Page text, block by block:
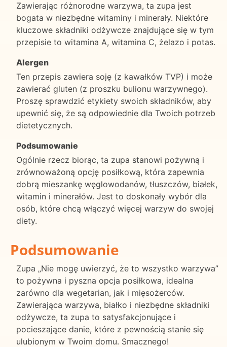
Zawierając różnorodne warzywa, ta zupa jest
bogata w niezbędne witaminy i minerały. Niektóre
kluczowe składniki odżywcze znajdujące się w tym
przepisie to witamina A, witamina C, żelazo i potas.
Alergen
Ten przepis zawiera soję (z kawałków TVP) i może
zawierać gluten (z proszku bulionu warzywnego).
Proszę sprawdzić etykiety swoich składników, aby
upewnić się, że są odpowiednie dla Twoich potrzeb
dietetycznych.
Podsumowanie
Ogólnie rzecz biorąc, ta zupa stanowi pożywną i
zrównoważoną opcję posiłkową, która zapewnia
dobrą mieszankę węglowodanów, tłuszczów, białek,
witamin i minerałów. Jest to doskonały wybór dla
osób, które chcą włączyć więcej warzyw do swojej
diety.
Podsumowanie
Zupa „Nie mogę uwierzyć, że to wszystko warzywa”
to pożywna i pyszna opcja posiłkowa, idealna
zarówno dla wegetarian, jak i mięsożerców.
Zawierająca warzywa, białko i niezbędne składniki
odżywcze, ta zupa to satysfakcjonujące i
pocieszające danie, które z pewnością stanie się
ulubionym w Twoim domu. Smacznego!